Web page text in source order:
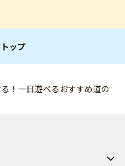
ップ
！一日遊べるおすすめ道の